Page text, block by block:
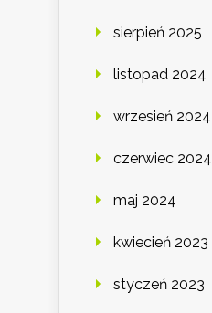
sierpień 2025
listopad 2024
wrzesień 2024
czerwiec 2024
maj 2024
kwiecień 2023
styczeń 2023